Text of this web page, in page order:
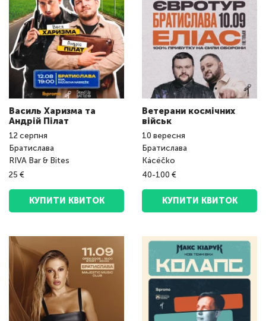
Василь Харизма та
Андрій Пілат
12серпня
Братислава
RIVA Bar & Bites
25 €
КУПИТИ КВИТОК
Ветерани космічних
військ
10 вересня
Братислава
Kácéčko
40-100 €
КУПИТИ КВИТОК